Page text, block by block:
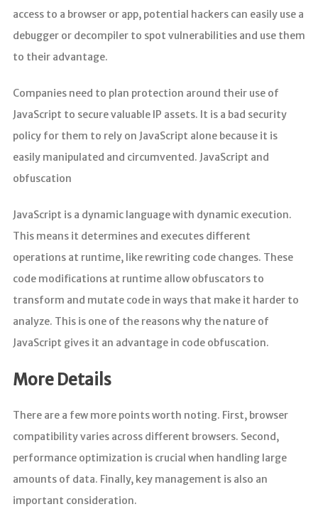
access to a browser or app, potential hackers can easily use a
debugger or decompiler to spot vulnerabilities and use them
to their advantage.
Companies need to plan protection around their use of
JavaScript to secure valuable IP assets. It is a bad security
policy for them to rely on JavaScript alone because it is
easily manipulated and circumvented. JavaScript and
obfuscation
JavaScript is a dynamic language with dynamic execution.
This means it determines and executes different
operations at runtime, like rewriting code changes. These
code modifications at runtime allow obfuscators to
transform and mutate code in ways that make it harder to
analyze. This is one of the reasons why the nature of
JavaScript gives it an advantage in code obfuscation.
More Details
There are a few more points worth noting. First, browser
compatibility varies across different browsers. Second,
performance optimization is crucial when handling large
amounts of data. Finally, key management is also an
important consideration.